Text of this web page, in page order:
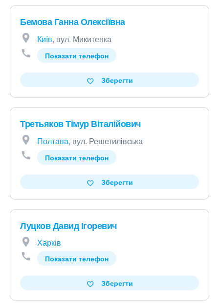
Бемова Ганна Олексіївна
Київ, вул. Микитенка
Показати телефон
Зберегти
Третьяков Тімур Віталійович
Полтава, вул. Решетилівська
Показати телефон
Зберегти
Луцков Давид Ігоревич
Харків
Показати телефон
Зберегти